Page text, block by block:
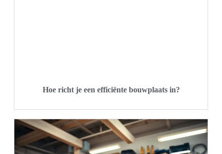
Hoe richt je een efficiënte bouwplaats in?